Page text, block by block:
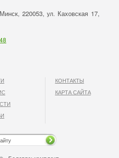
, 220053, ул. Каховская 17,
КОНТАКТЫ
КАРТА САЙТА